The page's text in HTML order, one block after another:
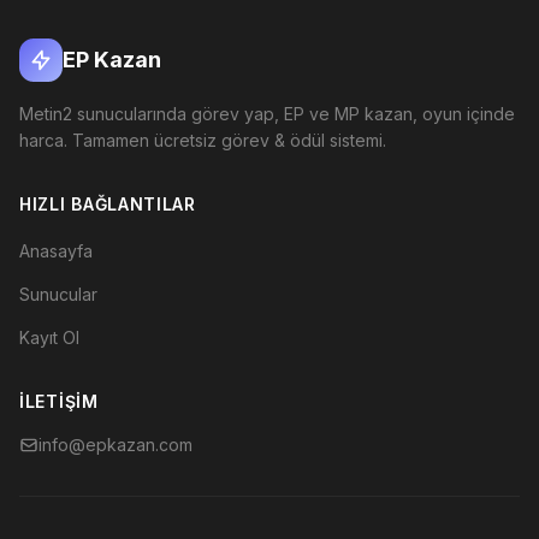
EP Kazan
Metin2 sunucularında görev yap, EP ve MP kazan, oyun içinde
harca. Tamamen ücretsiz görev & ödül sistemi.
HIZLI BAĞLANTILAR
Anasayfa
Sunucular
Kayıt Ol
İLETIŞIM
info@epkazan.com